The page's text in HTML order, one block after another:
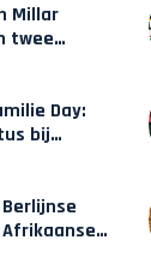
Millar
twee
Day:
bij